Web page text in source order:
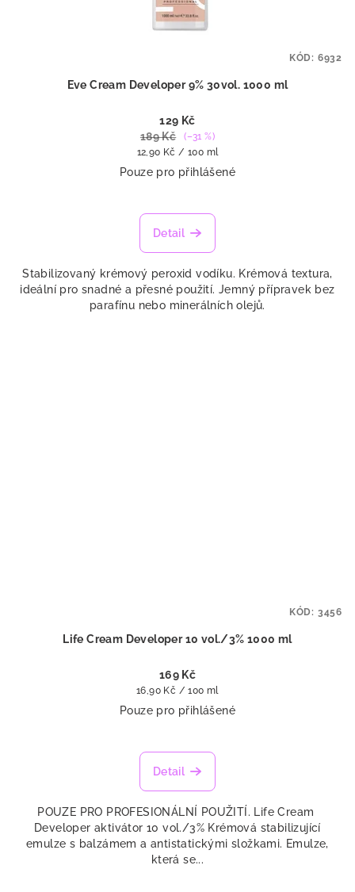
Eve Cream Developer 9% 30vol. 1000 ml
129 Kč
189 Kč
(–31 %)
Měrná
cena:
12,90 Kč / 100 ml
Pouze pro přihlášené
Detail
Stabilizovaný krémový peroxid vodíku. Krémová textura,
ideální pro snadné a přesné použití. Jemný přípravek bez
parafínu nebo minerálních olejů.
KÓD: 6932
Life Cream Developer 10 vol./3% 1000 ml
169 Kč
Měrná
cena:
16,90 Kč / 100 ml
Pouze pro přihlášené
Detail
POUZE PRO PROFESIONÁLNÍ POUŽITÍ. Life Cream
Developer aktivátor 10 vol./3% Krémová stabilizující
emulze s balzámem a antistatickými složkami. Emulze,
která se...
KÓD: 3456